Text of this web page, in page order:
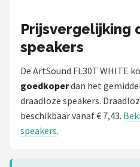
Prijsvergelijking
speakers
De ArtSound FL30T WHITE
goedkoperdan het
draadloze speakers.
beschikbaar vanaf € 7,43.
speakers.